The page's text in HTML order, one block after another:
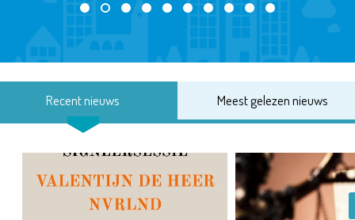
Recent nieuws Meest gelezen nieuws